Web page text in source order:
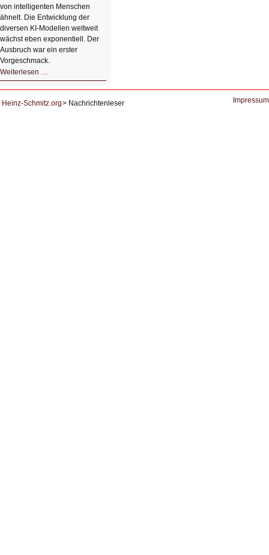
von intelligenten Menschen
ähnelt. Die Entwicklung der
diversen KI-Modellen weltweit
wächst eben exponentiell. Der
Ausbruch war ein erster
Vorgeschmack.
Weiterlesen …
Der
KI
Heinz-Schmitz.org Nachrichtenleser Impressum